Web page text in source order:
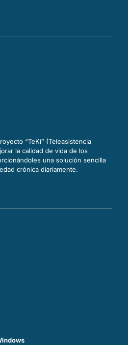
“TeKi” (Teleasistencia
la calidad de vida de los
una solución sencilla
crónica diariamente.